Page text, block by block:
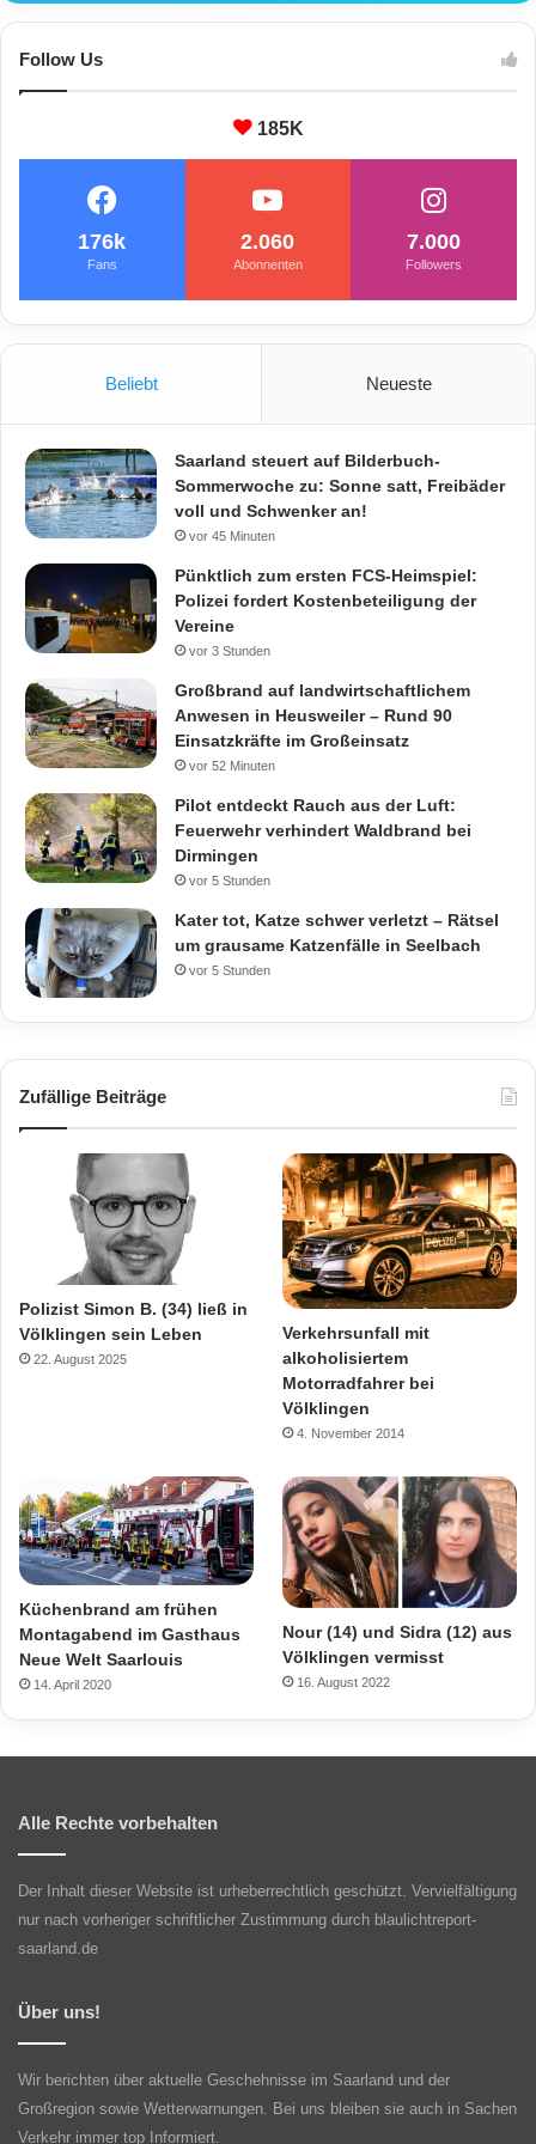
Follow Us
185K
176k
Fans
2.060
Abonnenten
7.000
Followers
Beliebt Neueste
Saarland steuert auf Bilderbuch-
Sommerwoche zu: Sonne satt, Freibäder
voll und Schwenker an!
vor 45 Minuten
Pünktlich zum ersten FCS-Heimspiel:
Polizei fordert Kostenbeteiligung der
Vereine
vor 3 Stunden
Großbrand auf landwirtschaftlichem
Anwesen in Heusweiler – Rund 90
Einsatzkräfte im Großeinsatz
vor 52 Minuten
Pilot entdeckt Rauch aus der Luft:
Feuerwehr verhindert Waldbrand bei
Dirmingen
vor 5 Stunden
Kater tot, Katze schwer verletzt – Rätsel
um grausame Katzenfälle in Seelbach
vor 5 Stunden
Zufällige Beiträge
Polizist Simon B. (34) ließ in
Völklingen sein Leben
22. August 2025
Verkehrsunfall mit
alkoholisiertem
Motorradfahrer bei
Völklingen
4. November 2014
Küchenbrand am frühen
Montagabend im Gasthaus
Neue Welt Saarlouis
14. April 2020
Nour (14) und Sidra (12) aus
Völklingen vermisst
16. August 2022
Alle Rechte vorbehalten
Der Inhalt dieser Website ist urheberrechtlich geschützt. Vervielfältigung
nur nach vorheriger schriftlicher Zustimmung durch blaulichtreport-
saarland.de
Über uns!
Wir berichten über aktuelle Geschehnisse im Saarland und der
Großregion sowie Wetterwarnungen. Bei uns bleiben sie auch in Sachen
Verkehr immer top Informiert.